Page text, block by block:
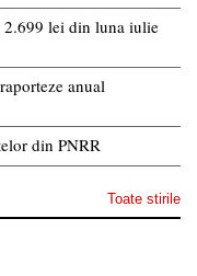
2.699 lei din luna iulie
anual
din PNRR
Toate stirile